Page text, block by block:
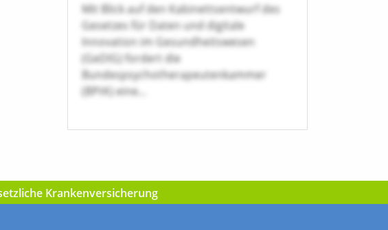
Mit Blick auf den Kabinettsentwurf des
Gesetzes für Daten und digitale
Innovation im Gesundheitswesen
(GeDIG) fordert die
Bundespsychotherapeutenkammer
(BPtK) eine...
Krankenversicherung